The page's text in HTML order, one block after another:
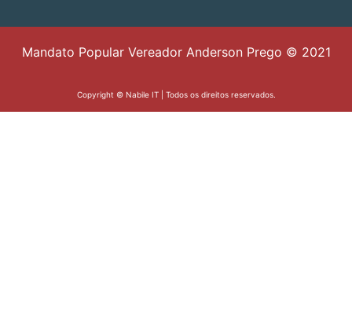
Mandato Popular Vereador Anderson Prego © 2021
Copyright © Nabile IT| Todos os direitos reservados.